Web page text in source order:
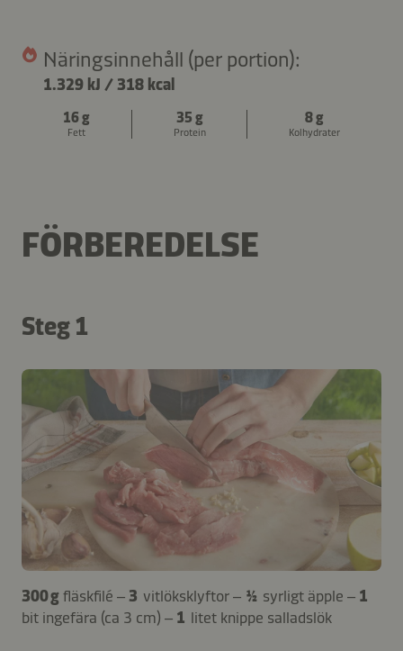
Näringsinnehåll (per portion):
1.329 kJ / 318 kcal
16 g
Fett
35 g
Protein
8 g
Kolhydrater
FÖRBEREDELSE
Steg 1
300 gfläskfilé – 3 vitlöksklyftor – ½ syrligt äpple – 1
bit ingefära (ca 3 cm) – 1 litet knippe salladslök